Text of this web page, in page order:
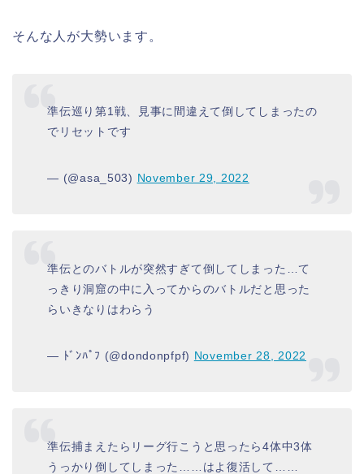
そんな人が大勢います。
準伝巡り第1戦、見事に間違えて倒してしまったの
でリセットです
— (@asa_503) November 29, 2022
準伝とのバトルが突然すぎて倒してしまった…て
っきり洞窟の中に入ってからのバトルだと思った
らいきなりはわらう
— ﾄﾞﾝﾊﾟﾌ (@dondonpfpf) November 28, 2022
準伝捕まえたらリーグ行こうと思ったら4体中3体
うっかり倒してしまった……はよ復活して……